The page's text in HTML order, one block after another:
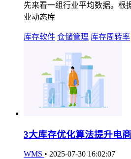
先来看一组行业平均数据。根
业动态库
库存软件 仓储管理 库存周转率
3大库存优化算法提升电
WMS • 2025-07-30 16:02:07